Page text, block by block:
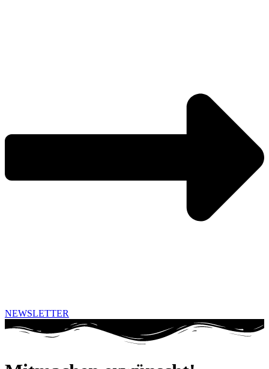
NEWSLETTER